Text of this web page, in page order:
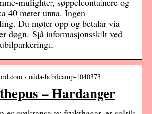
mulighter, søppelcontainere og
40 meter unna. Ingen
Du møter opp og betalar via
døgn. Sjå informasjonsskilt ved
› odda-bobilcamp-1040373
– Hardanger